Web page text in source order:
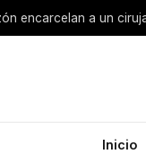
Inicio